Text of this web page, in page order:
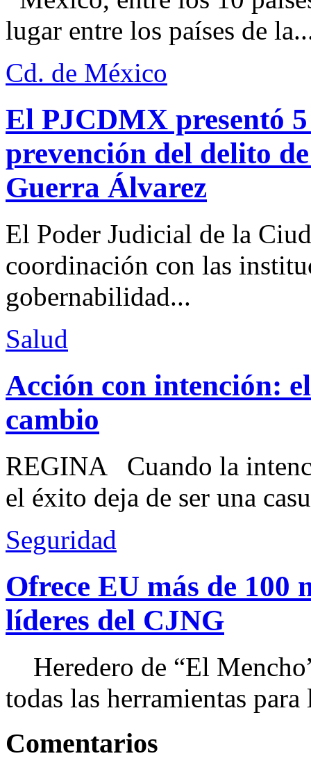
lugar entre los países de
Cd. de México
El PJCDMX presentó
prevención del delito
Guerra Álvarez
El Poder Judicial de la
coordinación con las
gobernabilidad...
Salud
Acción con intención:
cambio
REGINA Cuando la
el éxito deja de ser una
Seguridad
Ofrece EU más de 100
líderes del CJNG
Heredero de “El
todas las herramientas
Comentarios